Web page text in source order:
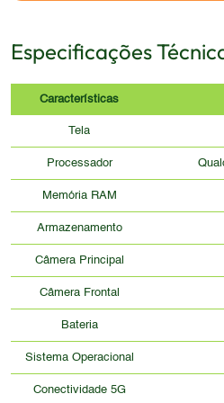
Especificações
Características
Tela
Processador
Memória RAM
Armazenamento
Câmera Principal
Câmera Frontal
Bateria
Sistema Operacional
Conectividade 5G